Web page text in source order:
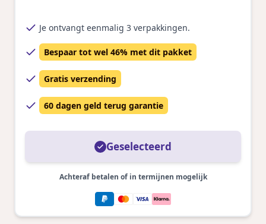
Je ontvangt eenmalig 3 verpakkingen.
Bespaar tot wel 46% met dit pakket
Gratis verzending
60 dagen geld terug garantie
Geselecteerd
Achteraf betalen of in termijnen mogelijk